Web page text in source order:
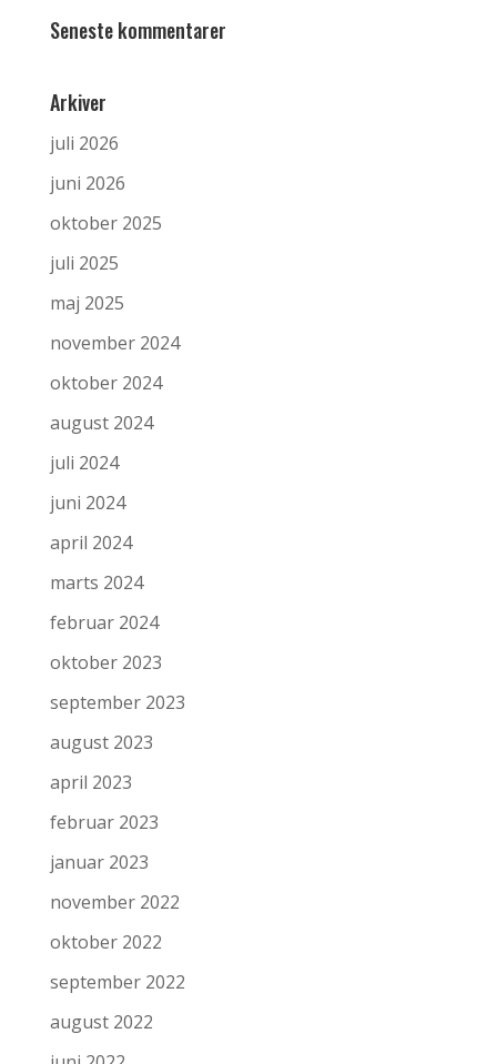
Seneste kommentarer
Arkiver
juli 2026
juni 2026
oktober 2025
juli 2025
maj 2025
november 2024
oktober 2024
august 2024
juli 2024
juni 2024
april 2024
marts 2024
februar 2024
oktober 2023
september 2023
august 2023
april 2023
februar 2023
januar 2023
november 2022
oktober 2022
september 2022
august 2022